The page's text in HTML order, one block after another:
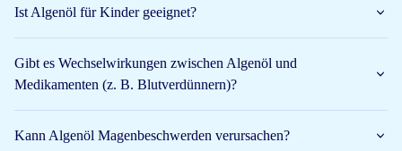
ein pflanzlicher Lebensstil stark im Kommen ist, wird der Name
dann auch Produkte sehen, denen Omega-3-Algenöl zugesetzt
wurde.
Algenöl DHA EPA
Als die ersten Algen an Land gezüchtet wurden, enthielten sie nur
Ist Algenöl für Kinder geeignet?
Gibt es Wechselwirkungen zwischen Algenöl und
Medikamenten (z. B. Blutverdünnern)?
Kann Algenöl Magenbeschwerden verursachen?